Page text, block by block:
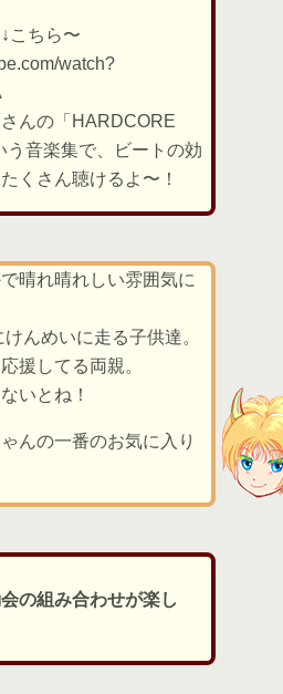
こちら〜
watch?
んの「HARDCORE
う音楽集で、ビートの効
くさん聴けるよ〜！
晴れ晴れしい雰囲気に
んめいに走る子供達。
援してる両親。
いとね！
んの一番のお気に入り
の組み合わせが楽し